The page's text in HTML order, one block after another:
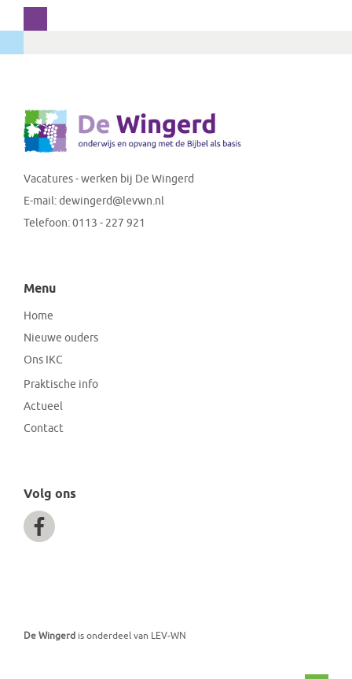
Vacatures - werken bij De Wingerd
E-mail:dewingerd@levwn.nl
Telefoon:0113 - 227 921
Menu
Home
Nieuwe ouders
Ons IKC
Praktische info
Actueel
Contact
Volg ons
De Wingerd is onderdeel van LEV-WN